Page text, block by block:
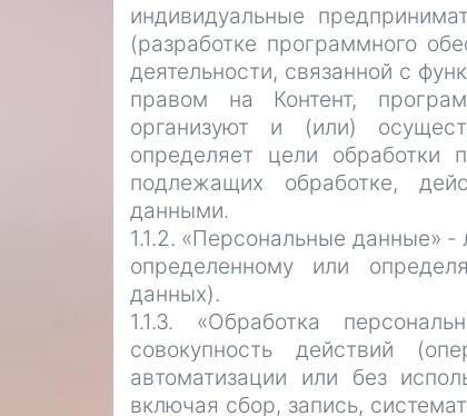
индивидуальные
(разработке программного
деятельности, связанной с
правом на Контент,
организуют и (или)
определяет цели обработки
подлежащих обработке,
данными.
1.1.2. «Персональные данные»
определенному или
данных).
1.1.3. «Обработка
совокупность действий
автоматизации или без
включая сбор, запись,